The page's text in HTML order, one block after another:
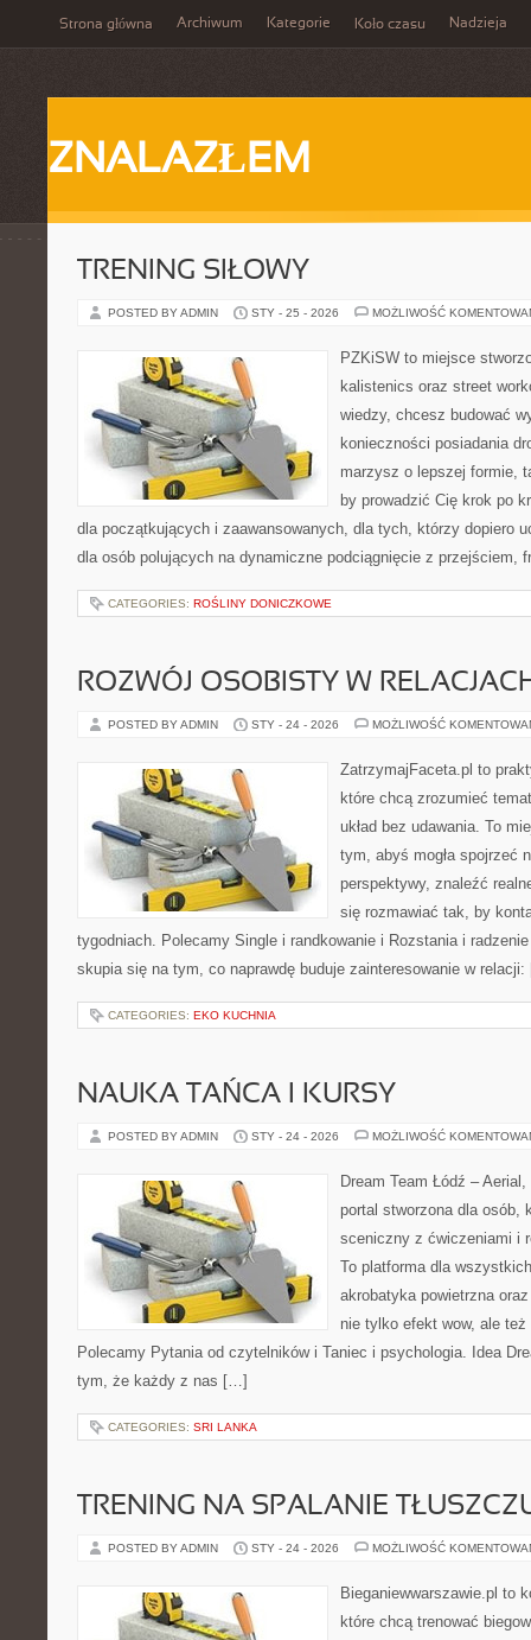
Strona główna Archiwum Kategorie Koło czasu Nadzieja
ZNALAZŁEM
TRENING SIŁOWY
POSTED BY ADMIN STY - 25 - 2026 MOŻLIWOŚĆ
PZKiSW to miejsce
kalistenics oraz street
wiedzy, chcesz budować
konieczności posiadania
marzysz o lepszej formie,
by prowadzić Cię krok po
dla początkujących i zaawansowanych, dla tych, którzy dopiero
dla osób polujących na dynamiczne podciągnięcie z przejściem,
CATEGORIES: ROŚLINY DONICZKOWE
ROZWÓJ OSOBISTY W
POSTED BY ADMIN STY - 24 - 2026 MOŻLIWOŚĆ
ZatrzymajFaceta.pl to
które chcą zrozumieć
układ bez udawania. To
tym, abyś mogła spojrzeć
perspektywy, znaleźć
się rozmawiać tak, by
tygodniach. Polecamy Single i randkowanie i Rozstania i
skupia się na tym, co naprawdę buduje zainteresowanie w
CATEGORIES: EKO KUCHNIA
NAUKA TAŃCA I KURSY
POSTED BY ADMIN STY - 24 - 2026 MOŻLIWOŚĆ
Dream Team Łódź –
portal stworzona dla osób,
sceniczny z ćwiczeniami i
To platforma dla
akrobatyka powietrzna
nie tylko efekt wow, ale
Polecamy Pytania od czytelników i Taniec i psychologia. Idea
tym, że każdy z nas […]
CATEGORIES: SRI LANKA
TRENING NA SPALANIE
POSTED BY ADMIN STY - 24 - 2026 MOŻLIWOŚĆ
Bieganiewwarszawie.pl to
które chcą trenować